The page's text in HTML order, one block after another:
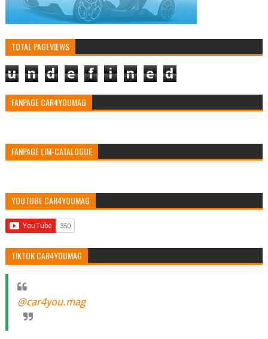
TOTAL PAGEVIEWS
u n d e f i n e d
FANPAGE CAR4YOUMAG
FANPAGE LIM-CATALOGUE
YOUTUBE CAR4YOUMAG
TIKTOK CAR4YOUMAG
@car4you.mag